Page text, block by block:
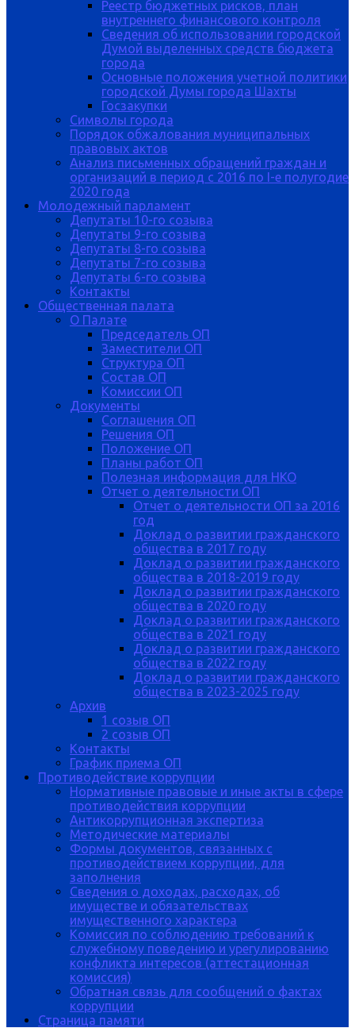
Реестр бюджетных рисков, план
внутреннего финансового контроля
Сведения об использовании городской
Думой выделенных средств бюджета
города
Основные положения учетной политики
городской Думы города Шахты
Госзакупки
Символы города
Порядок обжалования муниципальных
правовых актов
Анализ письменных обращений граждан и
организаций в период с 2016 по I-е полугодие
2020 года
Молодежный парламент
Депутаты 10-го созыва
Депутаты 9-го созыва
Депутаты 8-го созыва
Депутаты 7-го созыва
Депутаты 6-го созыва
Контакты
Общественная палата
О Палате
Председатель ОП
Заместители ОП
Структура ОП
Состав ОП
Комиссии ОП
Документы
Соглашения ОП
Решения ОП
Положение ОП
Планы работ ОП
Полезная информация для НКО
Отчет о деятельности ОП
Отчет о деятельности ОП за 2016
год
Доклад о развитии гражданского
общества в 2017 году
Доклад о развитии гражданского
общества в 2018-2019 году
Доклад о развитии гражданского
общества в 2020 году
Доклад о развитии гражданского
общества в 2021 году
Доклад о развитии гражданского
общества в 2022 году
Доклад о развитии гражданского
общества в 2023-2025 году
Архив
1 созыв ОП
2 созыв ОП
Контакты
График приема ОП
Противодействие коррупции
Нормативные правовые и иные акты в сфере
противодействия коррупции
Антикоррупционная экспертиза
Методические материалы
Формы документов, связанных с
противодействием коррупции, для
заполнения
Сведения о доходах, расходах, об
имуществе и обязательствах
имущественного характера
Комиссия по соблюдению требований к
служебному поведению и урегулированию
конфликта интересов (аттестационная
комиссия)
Обратная связь для сообщений о фактах
коррупции
Страница памяти